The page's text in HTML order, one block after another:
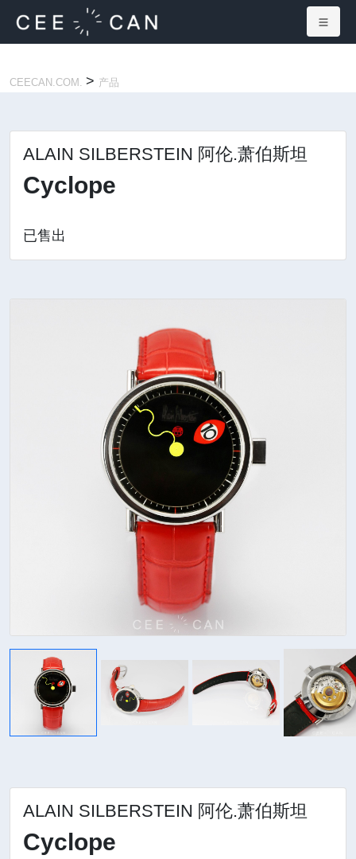
CEECAN.COM. > 产品
ALAIN SILBERSTEIN 阿伦.萧伯斯坦
Cyclope
已售出
ALAIN SILBERSTEIN 阿伦.萧伯斯坦
Cyclope
×